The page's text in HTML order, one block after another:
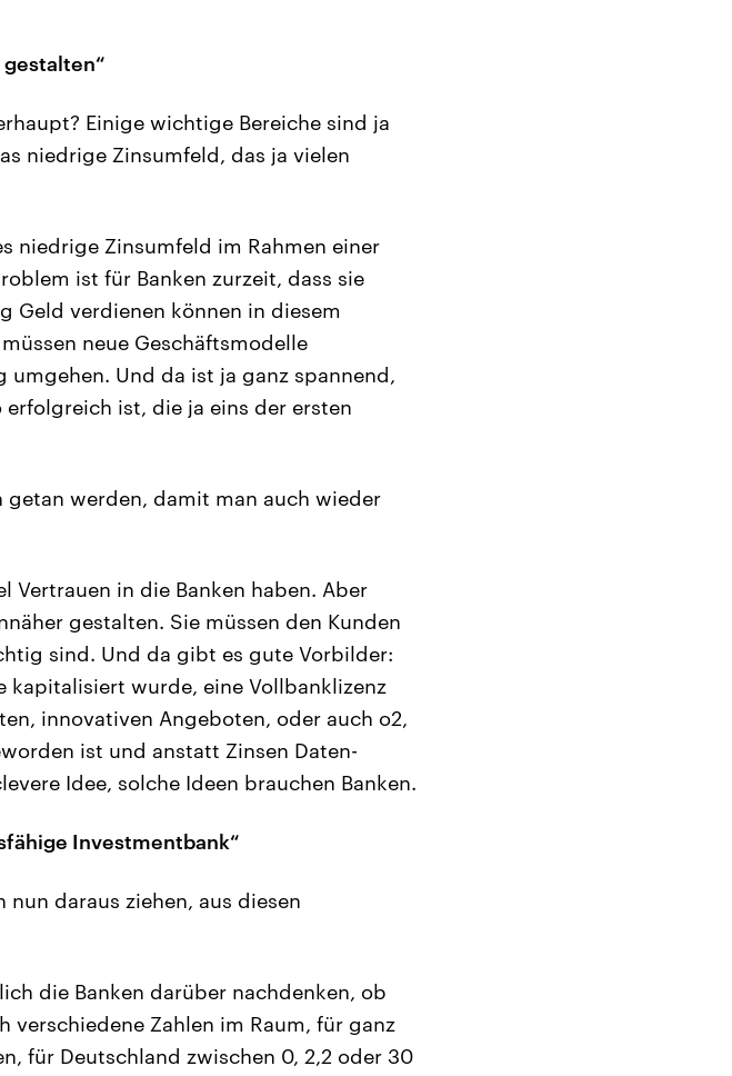
Einige wichtige Bereiche sind ja
niedrige Zinsumfeld, das ja vielen
niedrige Zinsumfeld im Rahmen einer
ist für Banken zurzeit, dass sie
Geld verdienen können in diesem
neue Geschäftsmodelle
Und da ist ja ganz spannend,
erfolgreich ist, die ja eins der ersten
getan werden, damit man auch wieder
Vertrauen in die Banken haben. Aber
gestalten. Sie müssen den Kunden
sind. Und da gibt es gute Vorbilder:
kapitalisiert wurde, eine Vollbanklizenz
innovativen Angeboten, oder auch o2,
ist und anstatt Zinsen Daten-
Idee, solche Ideen brauchen Banken.
Investmentbank“
nun daraus ziehen, aus diesen
die Banken darüber nachdenken, ob
verschiedene Zahlen im Raum, für ganz
für Deutschland zwischen 0, 2,2 oder 30